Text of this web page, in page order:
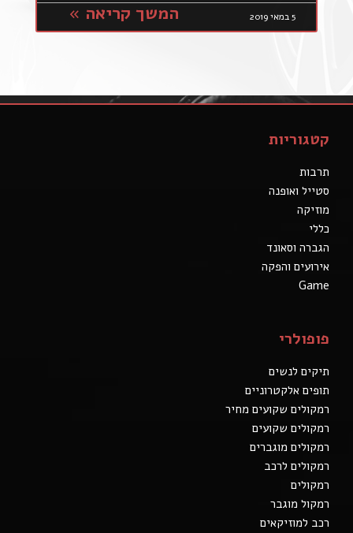
המשך קריאה » 5 במאי 2019
קטגוריות
תרבות
סטייל ואופנה
מוזיקה
כללי
הגברה וסאונד
אירועים והפקה
Game
פופולרי
תיקים לנשים
תופים אלקטרוניים
רמקולים שקועים מחיר
רמקולים שקועים
רמקולים מוגברים
רמקולים לרכב
רמקולים
רמקול מוגבר
רכב למוזיקאים